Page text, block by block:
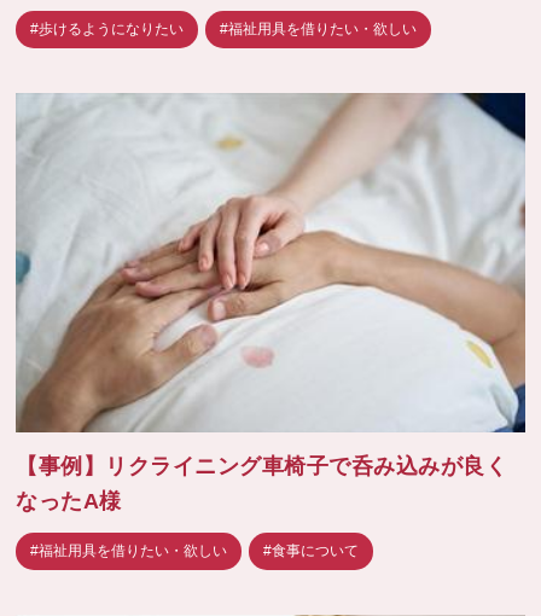
#歩けるようになりたい #福祉用具を借りたい・欲しい
【事例】リクライニング車椅子で呑み込みが良く
なったA様
#福祉用具を借りたい・欲しい #食事について